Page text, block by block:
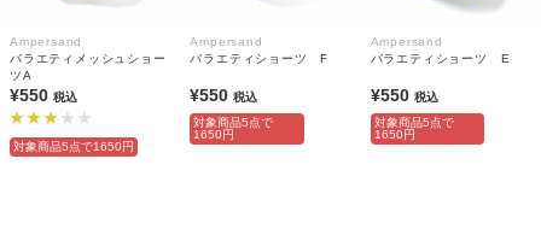
Ampersand
バラエティメッシュショー
ツA
¥550 税込
対象商品5点で1650円
Ampersand
バラエティショーツ F
¥550税込
対象商品5点で
1650円
Ampersand
バラエティショーツ E
¥550 税込
対象商品5点で
1650円